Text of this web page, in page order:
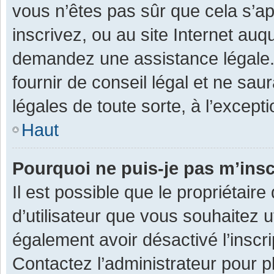
vous n’êtes pas sûr que cela
inscrivez, ou au site Internet
demandez une assistance
fournir de conseil légal et ne
légales de toute sorte, à
Haut
Pourquoi ne puis-je pas
Il est possible que le
d’utilisateur que vous souhaitez
également avoir désactivé
Contactez l’administrateur pour